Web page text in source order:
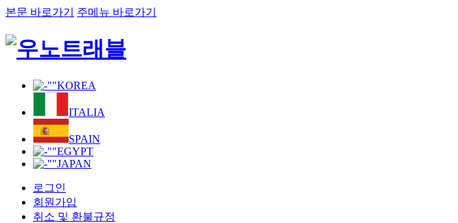
본문 바로가기 주메뉴 바로가기
KOREA
ITALIA
SPAIN
EGYPT
JAPAN
로그인
회원가입
취소 및 환불규정